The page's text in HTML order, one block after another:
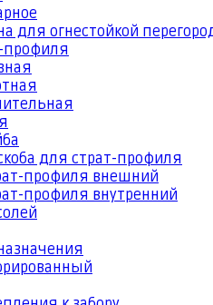
для огнестойкой
профиля
для страт-профиля
профиля внешний
профиля внутренний